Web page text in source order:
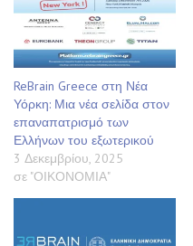
ReBrain Greece στη Νέα
Υόρκη: Μια νέα σελίδα στον
επαναπατρισμό των
Ελλήνων του εξωτερικού
3 Δεκεμβρίου, 2025
σε "ΟΙΚΟΝΟΜΙΑ"